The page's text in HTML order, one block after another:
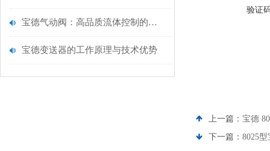
宝德气动阀：高品质流体控制的可靠选择
宝德变送器的工作原理与技术优势
验证
上一篇： 宝德
下一篇： 8025